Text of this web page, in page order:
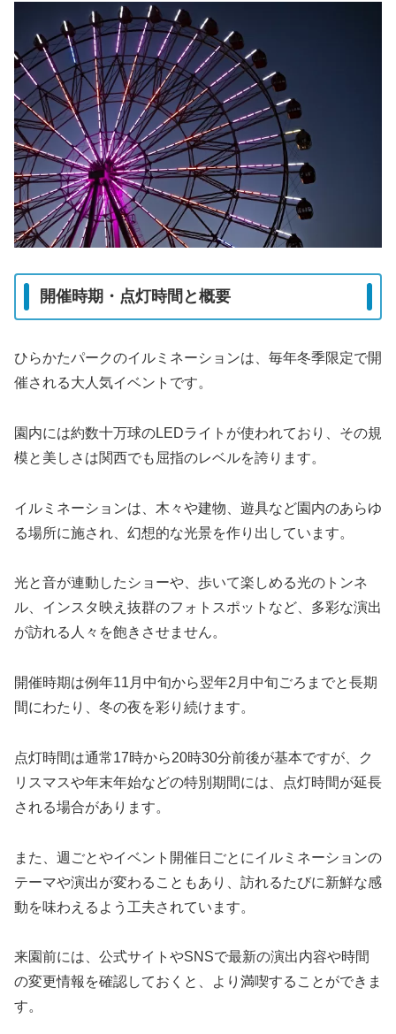
開催時期・点灯時間と概要
ひらかたパークのイルミネーションは、毎年冬季限定で開
催される大人気イベントです。
園内には約数十万球のLEDライトが使われており、その規
模と美しさは関西でも屈指のレベルを誇ります。
イルミネーションは、木々や建物、遊具など園内のあらゆ
る場所に施され、幻想的な光景を作り出しています。
光と音が連動したショーや、歩いて楽しめる光のトンネ
ル、インスタ映え抜群のフォトスポットなど、多彩な演出
が訪れる人々を飽きさせません。
開催時期は例年11月中旬から翌年2月中旬ごろまでと長期
間にわたり、冬の夜を彩り続けます。
点灯時間は通常17時から20時30分前後が基本ですが、ク
リスマスや年末年始などの特別期間には、点灯時間が延長
される場合があります。
また、週ごとやイベント開催日ごとにイルミネーションの
テーマや演出が変わることもあり、訪れるたびに新鮮な感
動を味わえるよう工夫されています。
来園前には、公式サイトやSNSで最新の演出内容や時間
の変更情報を確認しておくと、より満喫することができま
す。